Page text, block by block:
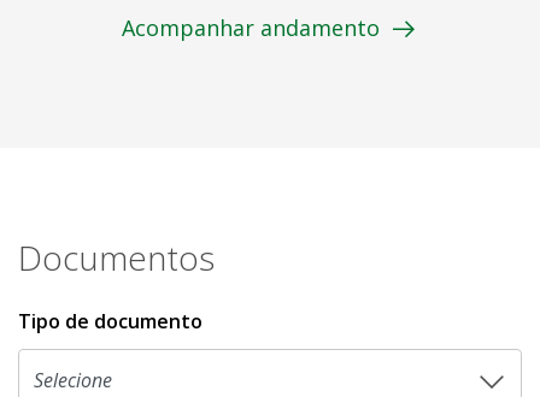
Acompanhar andamento
Documentos
Tipo de documento